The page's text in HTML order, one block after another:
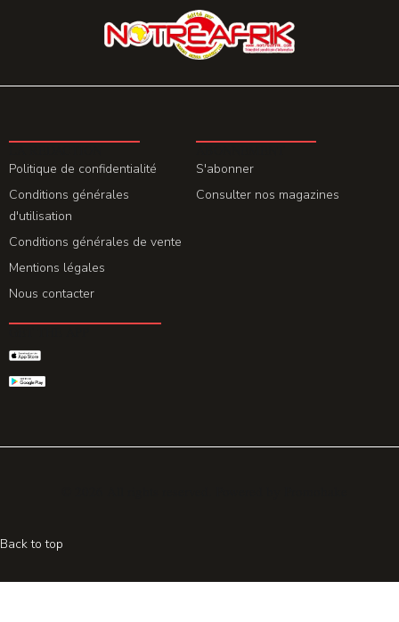
Politique de confidentialité
Conditions générales
d'utilisation
Conditions générales de vente
Mentions légales
Nous contacter
S'abonner
Consulter nos magazines
Back to top